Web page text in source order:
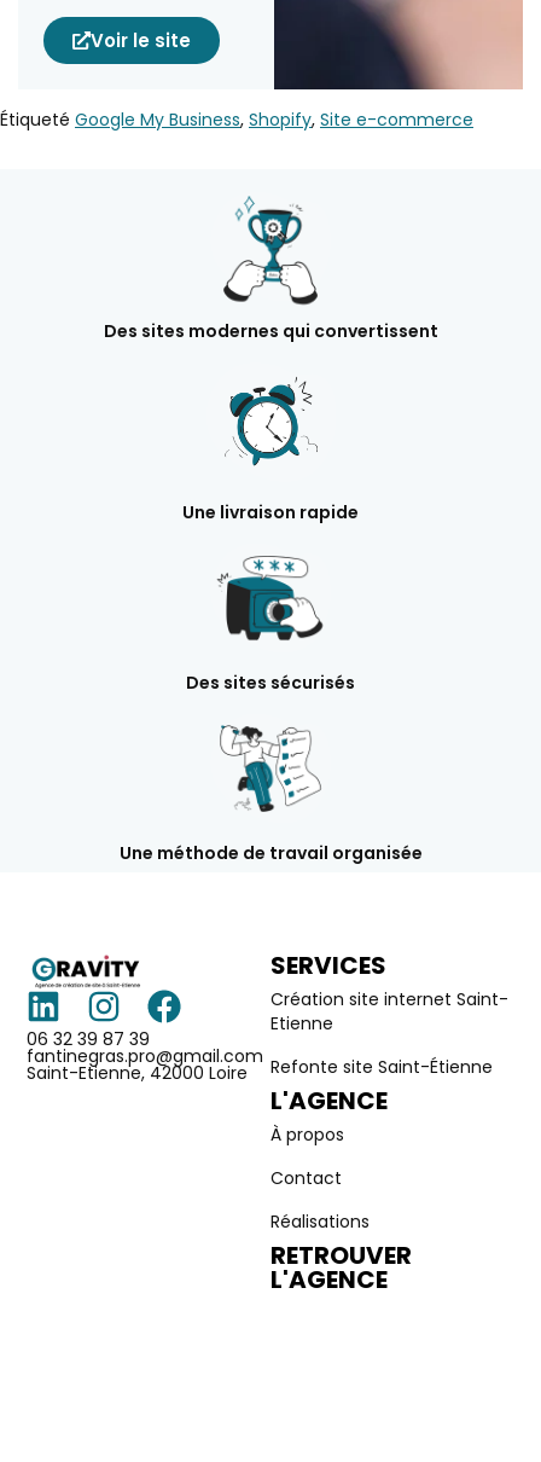
Voir le site
Étiqueté Google My Business, Shopify, Site e-commerce
Des sites modernes qui convertissent
Une livraison rapide
Des sites sécurisés
Une méthode de travail organisée
06 32 39 87 39
fantinegras.pro@gmail.com
Saint-Etienne, 42000 Loire
SERVICES
Création site internet Saint-
Etienne
Refonte site Saint-Étienne
L'AGENCE
À propos
Contact
Réalisations
RETROUVER
L'AGENCE